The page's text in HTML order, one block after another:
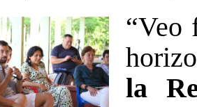
“Veo
la